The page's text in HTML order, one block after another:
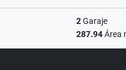
2Garaje
287.94Área